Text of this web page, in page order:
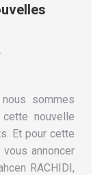
sommes
cette nouvelle
Et pour cette
annoncer
RACHIDI,